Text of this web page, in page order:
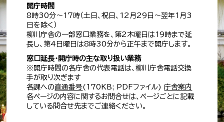
開庁時間
8時30分～17時（土日、祝日、12月29日～翌年1月3
日を除く）
柳川庁舎の一部窓口業務を、第2木曜日は19時まで延
長し、第4日曜日は8時30分から正午まで開庁します。
窓口延長・開庁時の主な取り扱い業務
※開庁時間の各庁舎の代表電話は、柳川庁舎電話交換
手が取り次ぎます
各課への直通番号(170KB; PDFファイル)庁舎案内
各ページの内容に関するお問合せは、ページごとに記載
している問合せ先までご連絡ください。